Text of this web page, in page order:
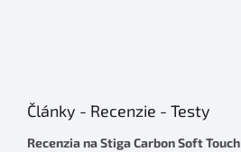
Články - Recenzie - Testy
Recenzia na Stiga Carbon Soft Touch